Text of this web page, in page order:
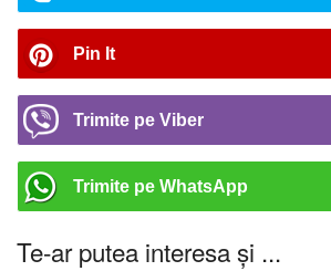
Pin It
Trimite pe Viber
Trimite pe WhatsApp
Te-ar putea interesa și ...